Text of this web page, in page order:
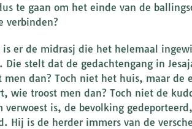
te gaan om het einde van de
verbinden?
is er de midrasj die het helemaal
Die stelt dat de gedachtengang in
men dan? Toch niet het huis, maar de
wie troost men dan? Toch niet de
verwoest is, de bevolking
Hij is de herder immers van de